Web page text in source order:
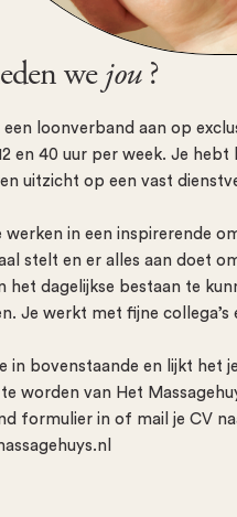
wejou ?
een loonverband aan op
en 40 uur per week. Je hebt
uitzicht op een vast
in een inspirerende
stelt en er alles aan doet
het dagelijkse bestaan te
Je werkt met fijne collega’s
in bovenstaande en lijkt het
worden van Het
formulier in of mail je CV